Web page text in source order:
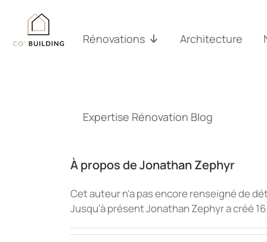
contenu
Rénovations Architecture
Expertise Rénovation Blog
À propos deJonathan Zephyr
Cet auteur n'a pas encore renseigné de
Jusqu'à présent Jonathan Zephyr a créé